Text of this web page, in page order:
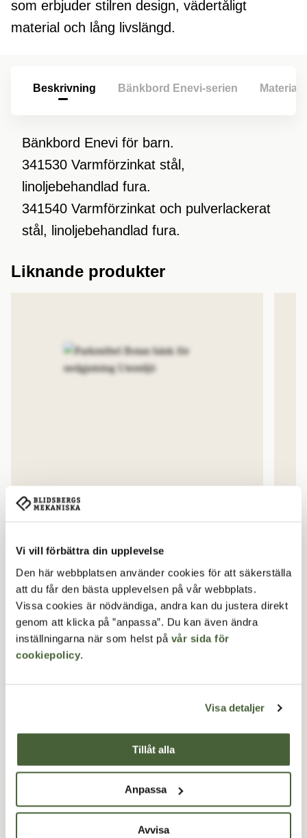
Vi vill förbättra din upplevelse
Den här webbplatsen använder cookies för att säkerställa
att du får den bästa upplevelsen på vår webbplats.
Vissa cookies är nödvändiga, andra kan du justera direkt
genom att klicka på ”anpassa”. Du kan även ändra
inställningarna när som helst på vår sida för
cookiepolicy.
Visa detaljer
Tillåt alla
Anpassa
Avvisa
som erbjuder stilren design, vädertåligt
material och lång livslängd.
Beskrivning Bänkbord Enevi-serien Material
Bänkbord Enevi för barn.
341530 Varmförzinkat stål,
linoljebehandlad fura.
341540 Varmförzinkat och pulverlackerat
stål, linoljebehandlad fura.
Liknande produkter
Botan
Bänk för nedgjutning
Relaterade artiklar